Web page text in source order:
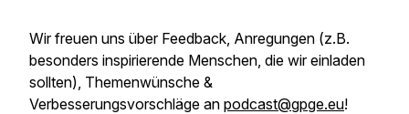
Wir freuen uns über Feedback, Anregungen (z.B.
besonders inspirierende Menschen, die wir einladen
sollten), Themenwünsche &
Verbesserungsvorschläge an podcast@gpge.eu!